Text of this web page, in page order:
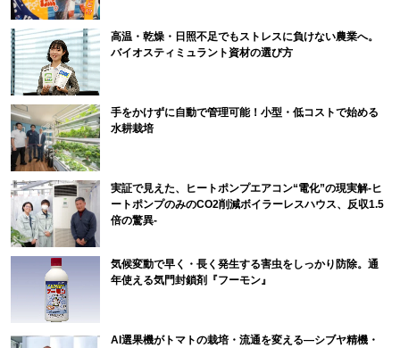
高温・乾燥・日照不足でもストレスに負けない農業へ。
バイオスティミュラント資材の選び方
手をかけずに自動で管理可能！小型・低コストで始める
水耕栽培
実証で見えた、ヒートポンプエアコン“電化”の現実解-ヒ
ートポンプのみのCO2削減ボイラーレスハウス、反収1.5
倍の驚異-
気候変動で早く・長く発生する害虫をしっかり防除。通
年使える気門封鎖剤『フーモン』
AI選果機がトマトの栽培・流通を変える―シブヤ精機・